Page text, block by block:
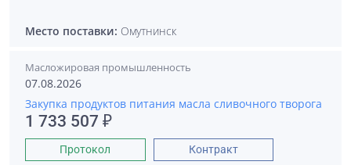
Место поставки: Омутнинск
Масложировая промышленность
07.08.2026
Закупка продуктов питания масла сливочного творога
1 733 507 ₽
Протокол Контракт